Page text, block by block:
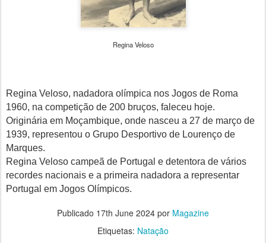
Regina Veloso
Regina Veloso, nadadora olímpica nos Jogos de Roma
1960, na competição de 200 bruços, faleceu hoje.
Originária em Moçambique, onde nasceu a 27 de março de
1939, representou o Grupo Desportivo de Lourenço de
Marques.
Regina Veloso campeã de Portugal e detentora de vários
recordes nacionais e a primeira nadadora a representar
Portugal em Jogos Olímpicos.
Publicado 17th June 2024 por Magazine
Etiquetas: Natação